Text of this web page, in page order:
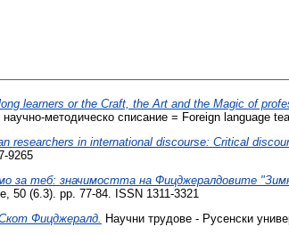
learners or the Craft, the Art and the Magic of
методическо списание = Foreign language
researchers in international discourse: Critical
9265
за теб: значимостта на Фицджералдовите
50 (6.3). pp. 77-84. ISSN 1311-3321
Фицджералд. Научни трудове - Русенски